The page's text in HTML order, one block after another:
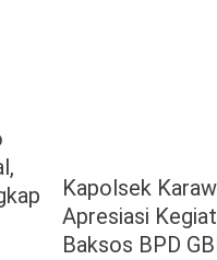
Kapolsek
Apresiasi
Baksos BPD